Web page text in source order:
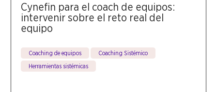
Cynefin para el coach de equipos:
intervenir sobre el reto real del
equipo
Coaching de equipos
Coaching Sistémico
Herramientas sistémicas